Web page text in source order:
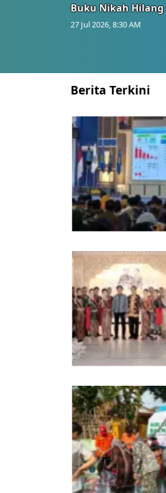
Buku Nikah
27 Jul 2026, 8:30 AM
Berita Terkini